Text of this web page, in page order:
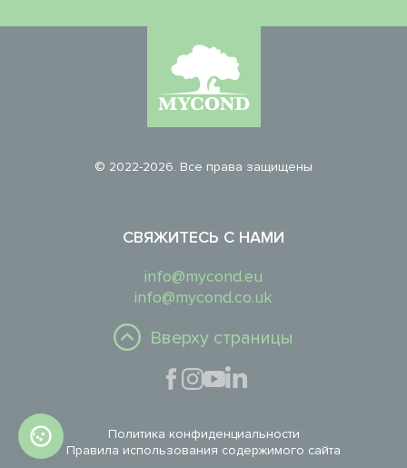
© 2022-2026. Все права защищены
СВЯЖИТЕСЬ С НАМИ
info@mycond.eu
info@mycond.co.uk
Вверху страницы
Политика конфиденциальности
Правила использования содержимого сайта